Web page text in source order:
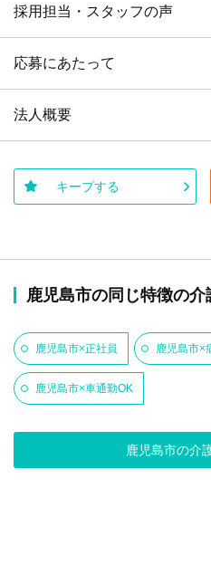
採用担当・スタッフの声
応募にあたって
法人概要
キープする
鹿児島市の同じ特徴の
鹿児島市×正社員 鹿児島市×
鹿児島市×車通勤OK
鹿児島市の介